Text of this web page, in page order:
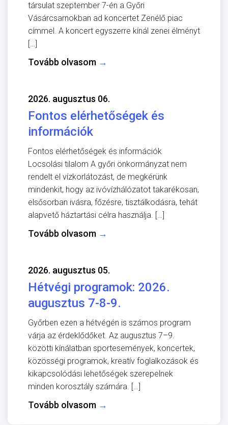
társulat szeptember 7-én a Győri
Vásárcsarnokban ad koncertet Zenélő piac
címmel. A koncert egyszerre kínál zenei élményt
[…]
Tovább olvasom →
2026. augusztus 06.
Fontos elérhetőségek és
információk
Fontos elérhetőségek és információk
Locsolási tilalom A győri önkormányzat nem
rendelt el vízkorlátozást, de megkérünk
mindenkit, hogy az ivóvízhálózatot takarékosan,
elsősorban ivásra, főzésre, tisztálkodásra, tehát
alapvető háztartási célra használja. […]
Tovább olvasom →
2026. augusztus 05.
Hétvégi programok: 2026.
augusztus 7-8-9.
Győrben ezen a hétvégén is számos program
várja az érdeklődőket. Az augusztus 7–9.
közötti kínálatban sportesemények, koncertek,
közösségi programok, kreatív foglalkozások és
kikapcsolódási lehetőségek szerepelnek
minden korosztály számára. […]
Tovább olvasom →